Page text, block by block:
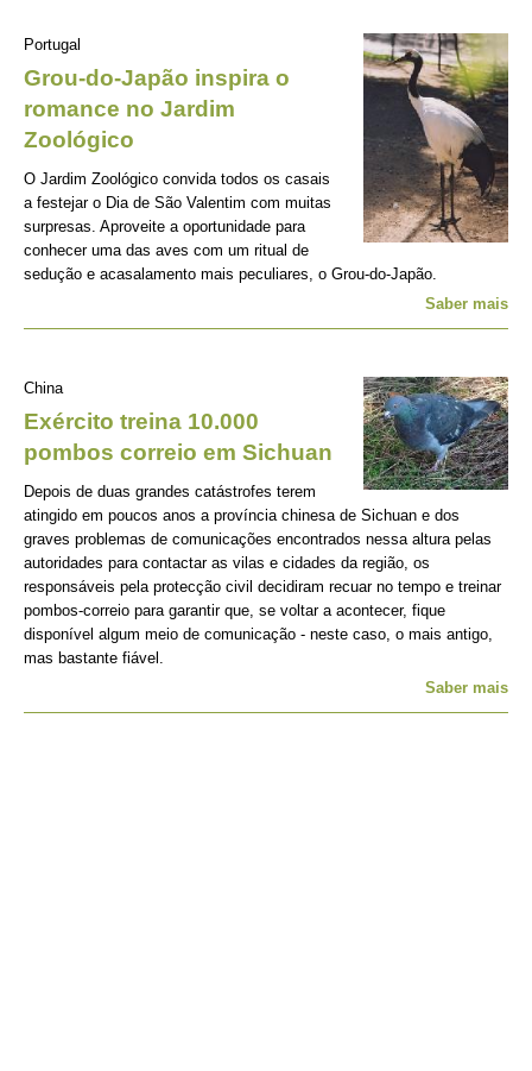
Portugal
Grou-do-Japão inspira o
romance no Jardim
Zoológico
O Jardim Zoológico convida todos os casais
a festejar o Dia de São Valentim com muitas
surpresas. Aproveite a oportunidade para
conhecer uma das aves com um ritual de
sedução e acasalamento mais peculiares, o Grou-do-Japão.
Saber mais
China
Exército treina 10.000
pombos correio em Sichuan
Depois de duas grandes catástrofes terem
atingido em poucos anos a província chinesa de Sichuan e dos
graves problemas de comunicações encontrados nessa altura pelas
autoridades para contactar as vilas e cidades da região, os
responsáveis pela protecção civil decidiram recuar no tempo e treinar
pombos-correio para garantir que, se voltar a acontecer, fique
disponível algum meio de comunicação - neste caso, o mais antigo,
mas bastante fiável.
Saber mais